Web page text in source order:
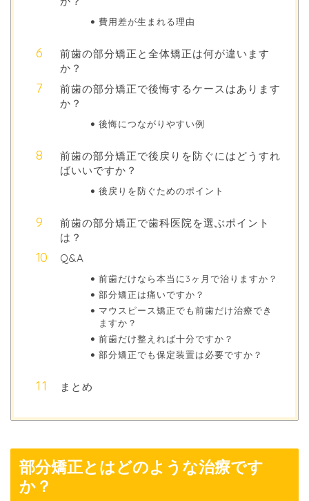
費用差が生まれる理由
前歯の部分矯正と全体矯正は何が違います
か？
前歯の部分矯正で後悔するケースはあります
か？
後悔につながりやすい例
前歯の部分矯正で後戻りを防ぐにはどうすれ
ばいいですか？
後戻りを防ぐためのポイント
前歯の部分矯正で歯科医院を選ぶポイント
は？
Q&A
前歯だけなら本当に3ヶ月で治りますか？
部分矯正は痛いですか？
マウスピース矯正でも前歯だけ治療でき
ますか？
前歯だけ整えれば十分ですか？
部分矯正でも保定装置は必要ですか？
まとめ
部分矯正とはどのような治療です
か？